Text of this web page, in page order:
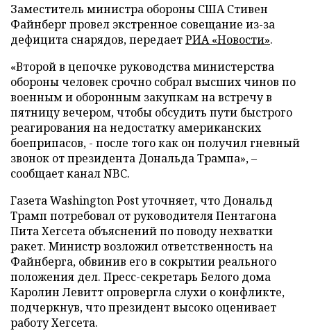
Заместитель министра обороны США Стивен
Файнберг провел экстренное совещание из-за
дефицита снарядов, передаетРИА «Новости».
«Второй в цепочке руководства министерства
обороны человек срочно собрал высших чинов по
военным и оборонным закупкам на встречу в
пятницу вечером, чтобы обсудить пути быстрого
реагирования на недостатку американских
боеприпасов, - после того как он получил гневный
звонок от президента Дональда Трампа», –
сообщает канал NBC.
Газета Washington Post уточняет, что Дональд
Трамп потребовал от руководителя Пентагона
Пита Хегсета объяснений по поводу нехватки
ракет. Министр возложил ответственность на
Файнберга, обвинив его в сокрытии реального
положения дел. Пресс-секретарь Белого дома
Каролин Левитт опровергла слухи о конфликте,
подчеркнув, что президент высоко оценивает
работу Хегсета.